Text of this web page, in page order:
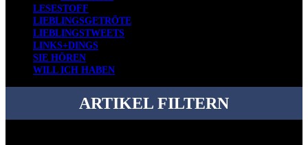
LESESTOFF
LIEBLINGSGETRÖTE
LIEBLINGSTWEETS
LINKS+DINGS
SIE HÖREN
WILL ICH HABEN
ARTIKEL FILTERN